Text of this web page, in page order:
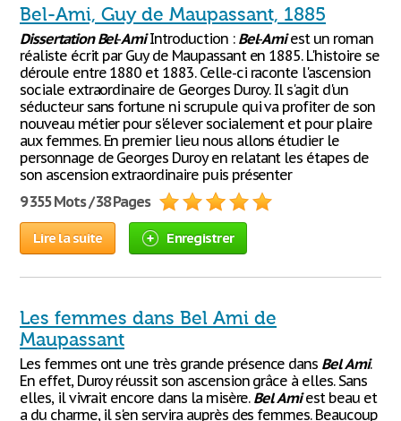
Bel-Ami, Guy de Maupassant, 1885
Dissertation Bel-AmiIntroduction : Bel-Amiest un roman
réaliste écrit par Guy de Maupassant en 1885. L'histoire se
déroule entre 1880 et 1883. Celle-ci raconte l'ascension
sociale extraordinaire de Georges Duroy. Il s'agit d'un
séducteur sans fortune ni scrupule qui va profiter de son
nouveau métier pour s'élever socialement et pour plaire
aux femmes. En premier lieu nous allons étudier le
personnage de Georges Duroy en relatant les étapes de
son ascension extraordinaire puis présenter
9 355 Mots / 38 Pages
Lire la suite Enregistrer
Les femmes dans Bel Ami de
Maupassant
Les femmes ont une très grande présence dans BelAmi.
En effet, Duroy réussit son ascension grâce à elles. Sans
elles, il vivrait encore dans la misère. BelAmiest beau et
a du charme, il s'en servira auprès des femmes. Beaucoup